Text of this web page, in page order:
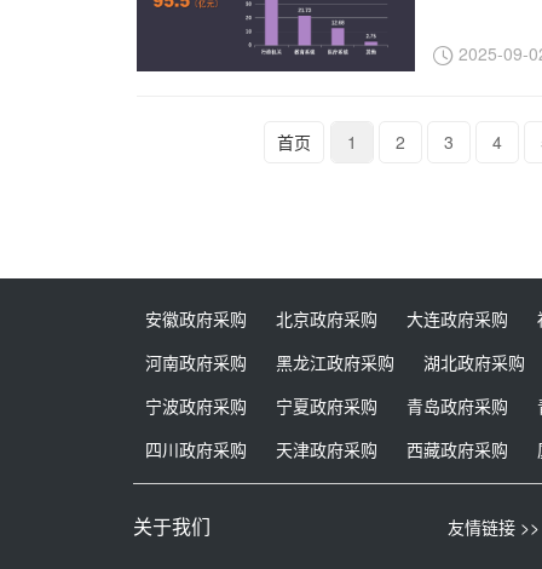
2025-09-
1 2 3 4
首页
安徽政府采购 北京政府采购 大连政府采购
河南政府采购
黑龙江政府采购
湖北政府采购
宁波政府采购
宁夏政府采购 青岛政府采购
四川政府采购
天津政府采购 西藏政府采购
关于我们 友情链接 >>